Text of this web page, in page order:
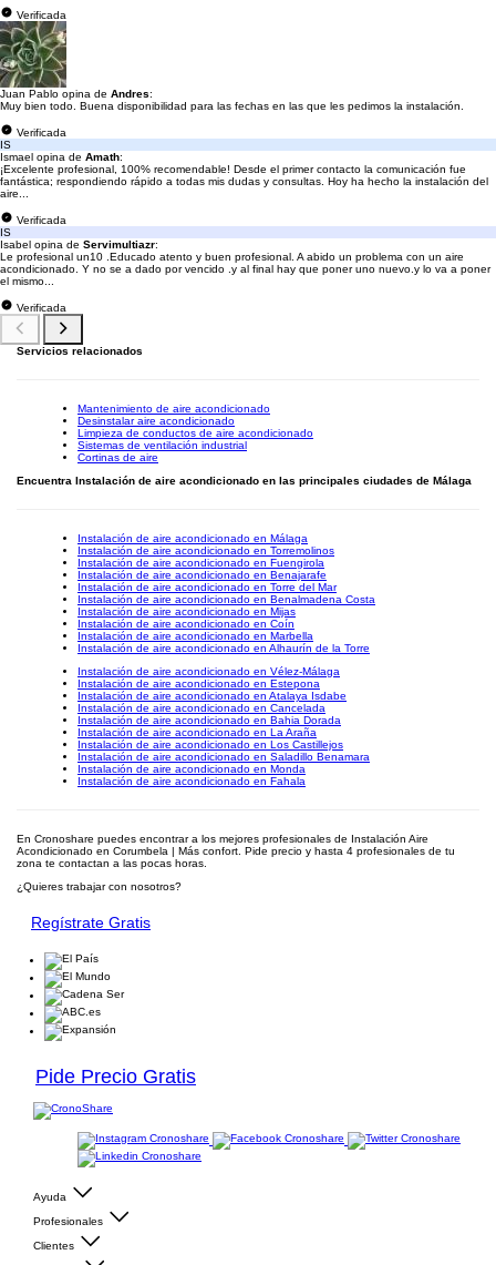
Verificada
Juan Pablo opina de Andres:
Muy bien todo. Buena disponibilidad para las fechas en las que les pedimos la instalación.
Verificada
IS
Ismael opina de Amath:
¡Excelente profesional, 100% recomendable! Desde el primer contacto la comunicación fue
fantástica; respondiendo rápido a todas mis dudas y consultas. Hoy ha hecho la instalación del
aire...
Verificada
IS
Isabel opina de Servimultiazr:
Le profesional un10 .Educado atento y buen profesional. A abido un problema con un aire
acondicionado. Y no se a dado por vencido .y al final hay que poner uno nuevo.y lo va a poner
el mismo...
Verificada
Servicios relacionados
Mantenimiento de aire acondicionado
Desinstalar aire acondicionado
Limpieza de conductos de aire acondicionado
Sistemas de ventilación industrial
Cortinas de aire
Encuentra Instalación de aire acondicionado en las principales ciudades de Málaga
Instalación de aire acondicionado en Málaga
Instalación de aire acondicionado en Torremolinos
Instalación de aire acondicionado en Fuengirola
Instalación de aire acondicionado en Benajarafe
Instalación de aire acondicionado en Torre del Mar
Instalación de aire acondicionado en Benalmadena Costa
Instalación de aire acondicionado en Mijas
Instalación de aire acondicionado en Coín
Instalación de aire acondicionado en Marbella
Instalación de aire acondicionado en Alhaurín de la Torre
Instalación de aire acondicionado en Vélez-Málaga
Instalación de aire acondicionado en Estepona
Instalación de aire acondicionado en Atalaya Isdabe
Instalación de aire acondicionado en Cancelada
Instalación de aire acondicionado en Bahia Dorada
Instalación de aire acondicionado en La Araña
Instalación de aire acondicionado en Los Castillejos
Instalación de aire acondicionado en Saladillo Benamara
Instalación de aire acondicionado en Monda
Instalación de aire acondicionado en Fahala
En Cronoshare puedes encontrar a los mejores profesionales de Instalación Aire
Acondicionado en Corumbela | Más confort. Pide precio y hasta 4 profesionales de tu
zona te contactan a las pocas horas.
¿Quieres trabajar con nosotros?
Regístrate Gratis
Pide Precio Gratis
Ayuda
Profesionales
Clientes